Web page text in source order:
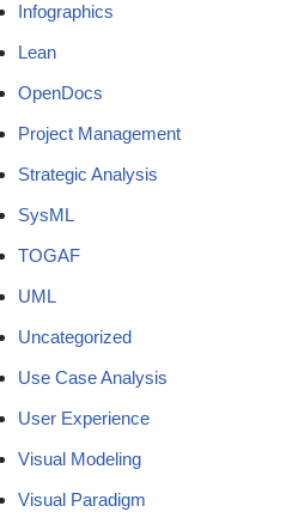
Infographics
Lean
OpenDocs
Project Management
Strategic Analysis
SysML
TOGAF
UML
Uncategorized
Use Case Analysis
User Experience
Visual Modeling
Visual Paradigm